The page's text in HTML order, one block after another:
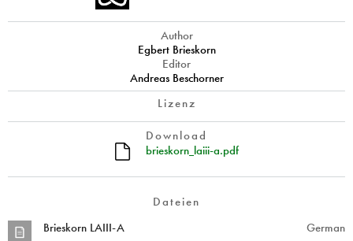
Author
Egbert Brieskorn
Editor
Andreas Beschorner
Lizenz
Download
brieskorn_laiii-a.pdf
Dateien
German
Brieskorn LAIII-A